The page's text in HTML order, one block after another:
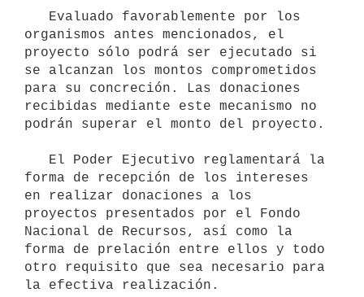
organismos antes mencionados, el
proyecto sólo podrá ser ejecutado si
se alcanzan los montos comprometidos
para su concreción. Las donaciones
recibidas mediante este mecanismo no
podrán superar el monto del proyecto.
forma de recepción de los intereses
en realizar donaciones a los
proyectos presentados por el Fondo
Nacional de Recursos, así como la
forma de prelación entre ellos y todo
otro requisito que sea necesario para
la efectiva realización.